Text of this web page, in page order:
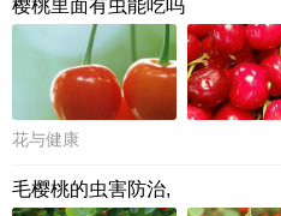
樱桃里面有虫能吃吗
花与健康
毛樱桃的虫害防治,